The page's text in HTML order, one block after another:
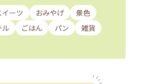
イーツ おみやげ
景色
ル ごはん パン
雑貨